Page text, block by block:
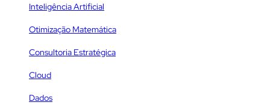
Inteligência Artificial
Otimização Matemática
Consultoria Estratégica
Cloud
Dados